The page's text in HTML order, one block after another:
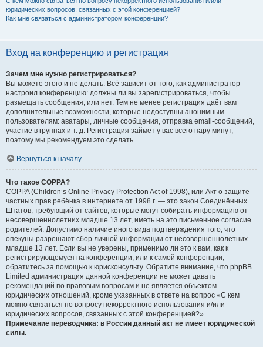
юридических вопросов, связанных с этой конференцией?
Как мне связаться с администратором конференции?
Вход на конференцию и регистрация
Зачем мне нужно регистрироваться?
Вы можете этого и не делать. Всё зависит от того, как администратор
настроил конференцию: должны ли вы зарегистрироваться, чтобы
размещать сообщения, или нет. Тем не менее регистрация даёт вам
дополнительные возможности, которые недоступны анонимным
пользователям: аватары, личные сообщения, отправка email-сообщений,
участие в группах и т. д. Регистрация займёт у вас всего пару минут,
поэтому мы рекомендуем это сделать.
Вернуться к началу
Что такое COPPA?
COPPA (Children’s Online Privacy Protection Act of 1998), или Акт о защите
частных прав ребёнка в интернете от 1998 г. — это закон Соединённых
Штатов, требующий от сайтов, которые могут собирать информацию от
несовершеннолетних младше 13 лет, иметь на это письменное согласие
родителей. Допустимо наличие иного вида подтверждения того, что
опекуны разрешают сбор личной информации от несовершеннолетних
младше 13 лет. Если вы не уверены, применимо ли это к вам, как к
регистрирующемуся на конференции, или к самой конференции,
обратитесь за помощью к юрисконсульту. Обратите внимание, что phpBB
Limited администрация данной конференции не может давать
рекомендаций по правовым вопросам и не является объектом
юридических отношений, кроме указанных в ответе на вопрос «С кем
можно связаться по вопросу некорректного использования и/или
юридических вопросов, связанных с этой конференцией?».
Примечание переводчика: в России данный акт не имеет юридической
силы..